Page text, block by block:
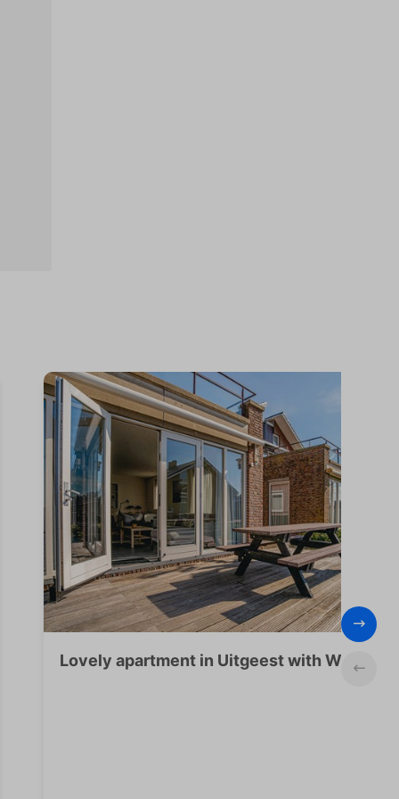
Lovely apartment in Uitgeest with WiFi